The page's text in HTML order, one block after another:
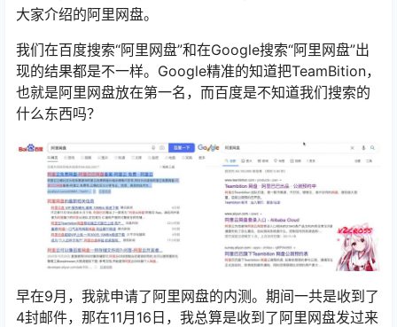
大家介绍的阿里网盘。
我们在百度搜索“阿里网盘”和在Google搜索“阿里网盘”出
现的结果都是不一样。Google精准的知道把TeamBition，
也就是阿里网盘放在第一名，而百度是不知道我们搜索的
什么东西吗？
早在9月，我就申请了阿里网盘的内测。期间一共是收到了
4封邮件，那在11月16日，我总算是收到了阿里网盘发过来